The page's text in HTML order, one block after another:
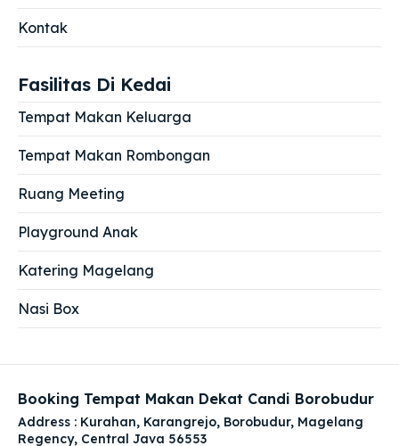
Kontak
Fasilitas Di Kedai
Tempat Makan Keluarga
Tempat Makan Rombongan
Ruang Meeting
Playground Anak
Katering Magelang
Nasi Box
Booking Tempat Makan Dekat Candi Borobudur
Address : Kurahan, Karangrejo, Borobudur, Magelang
Regency, Central Java 56553